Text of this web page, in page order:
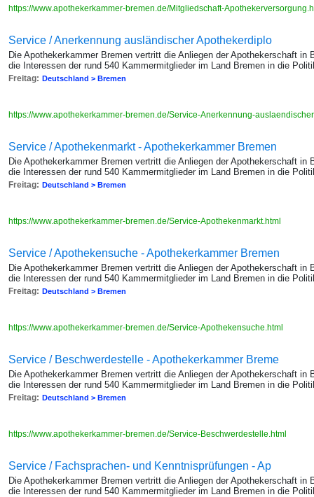
https://www.apothekerkammer-bremen.de/Mitgliedschaft-
Service / Anerkennung ausländischer Apothekerdiplo
Die Apothekerkammer Bremen vertritt die Anliegen der Apothekerschaft in
die Interessen der rund 540 Kammermitglieder im Land Bremen in die
Freitag: Deutschland > Bremen
https://www.apothekerkammer-bremen.de/Service-Anerkennung-
Service / Apothekenmarkt - Apothekerkammer Bremen
Die Apothekerkammer Bremen vertritt die Anliegen der Apothekerschaft in
die Interessen der rund 540 Kammermitglieder im Land Bremen in die
Freitag: Deutschland > Bremen
https://www.apothekerkammer-bremen.de/Service-Apothekenmarkt.html
Service / Apothekensuche - Apothekerkammer Bremen
Die Apothekerkammer Bremen vertritt die Anliegen der Apothekerschaft in
die Interessen der rund 540 Kammermitglieder im Land Bremen in die
Freitag: Deutschland > Bremen
https://www.apothekerkammer-bremen.de/Service-Apothekensuche.html
Service / Beschwerdestelle - Apothekerkammer Breme
Die Apothekerkammer Bremen vertritt die Anliegen der Apothekerschaft in
die Interessen der rund 540 Kammermitglieder im Land Bremen in die
Freitag: Deutschland > Bremen
https://www.apothekerkammer-bremen.de/Service-Beschwerdestelle.html
Service / Fachsprachen- und Kenntnisprüfungen - Ap
Die Apothekerkammer Bremen vertritt die Anliegen der Apothekerschaft in
die Interessen der rund 540 Kammermitglieder im Land Bremen in die